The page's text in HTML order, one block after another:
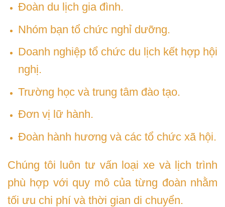
Đoàn du lịch gia đình.
Nhóm bạn tổ chức nghỉ dưỡng.
Doanh nghiệp tổ chức du lịch kết hợp hội
nghị.
Trường học và trung tâm đào tạo.
Đơn vị lữ hành.
Đoàn hành hương và các tổ chức xã hội.
Chúng tôi luôn tư vấn loại xe và lịch trình
phù hợp với quy mô của từng đoàn nhằm
tối ưu chi phí và thời gian di chuyển.